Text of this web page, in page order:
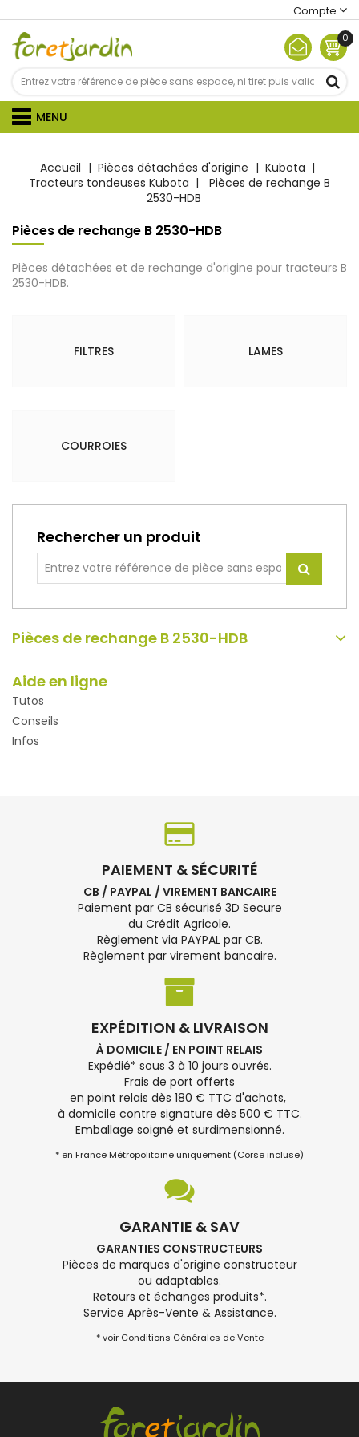
Compte
0
MENU
Accueil Pièces détachées d'origine
Kubota
Tracteurs tondeuses Kubota
Pièces de rechange B
2530-HDB
Pièces de rechange B 2530-HDB
Pièces détachées et de rechange d'origine pour tracteurs B
2530-HDB.
FILTRES LAMES
COURROIES
Rechercher un produit
Pièces de rechange B 2530-HDB
Aide en ligne
Tutos
Conseils
Infos
PAIEMENT & SÉCURITÉ
CB / PAYPAL / VIREMENT BANCAIRE
Paiement par CB sécurisé 3D Secure
du Crédit Agricole.
Règlement via PAYPAL par CB.
Règlement par virement bancaire.
EXPÉDITION & LIVRAISON
À DOMICILE / EN POINT RELAIS
Expédié* sous 3 à 10 jours ouvrés.
Frais de port offerts
en point relais dès 180 € TTC d'achats,
à domicile contre signature dès 500 € TTC.
Emballage soigné et surdimensionné.
* en France Métropolitaine uniquement (Corse incluse)
GARANTIE & SAV
GARANTIES CONSTRUCTEURS
Pièces de marques d'origine constructeur
ou adaptables.
Retours et échanges produits*.
Service Après-Vente & Assistance.
* voir Conditions Générales de Vente